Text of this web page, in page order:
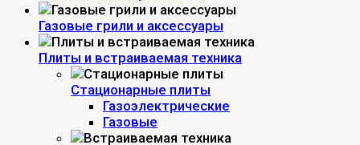
Газовые грили и аксессуары
Плиты и встраиваемая техника
Стационарные плиты
Газоэлектрические
Газовые